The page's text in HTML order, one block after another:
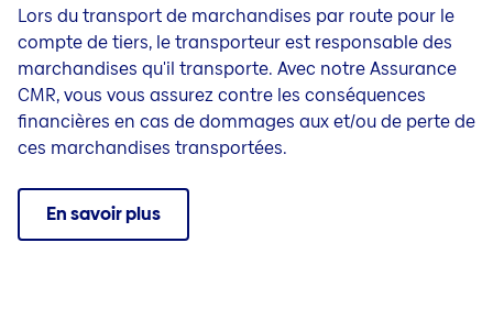
Lors du transport de marchandises par route pour le
compte de tiers, le transporteur est responsable des
marchandises qu'il transporte. Avec notre Assurance
CMR, vous vous assurez contre les conséquences
financières en cas de dommages aux et/ou de perte de
ces marchandises transportées.
En savoir plus